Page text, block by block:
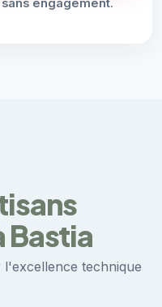
sans engagement.
Bastia
technique